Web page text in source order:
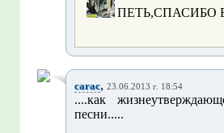
ПЕТЬ,СПАСИБО
carac, 23.06.2013 г. 18:54
....как
песни.....